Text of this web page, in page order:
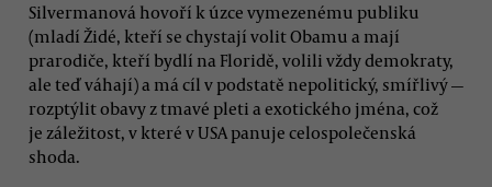
Silvermanová hovoří k úzce vymezenému publiku
(mladí Židé, kteří se chystají volit Obamu a mají
prarodiče, kteří bydlí na Floridě, volili vždy demokraty,
ale teď váhají) a má cíl v podstatě nepolitický, smířlivý —
rozptýlit obavy z tmavé pleti a exotického jména, což
je záležitost, v které v USA panuje celospolečenská
shoda.